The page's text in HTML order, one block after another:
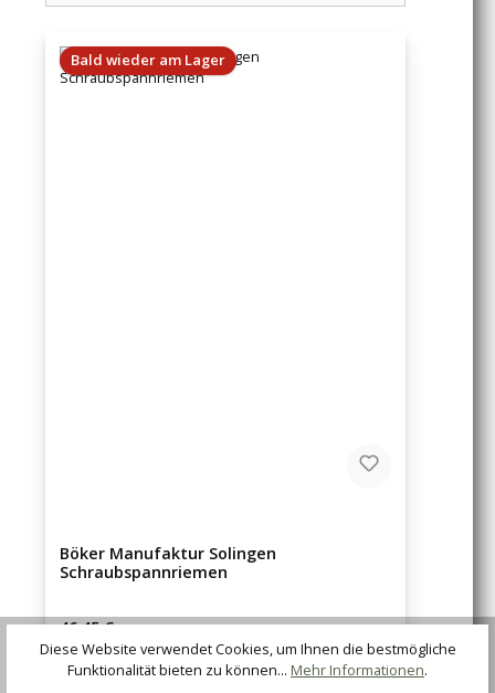
Bald wieder am Lager
Böker Manufaktur Solingen
Schraubspannriemen
Regulärer Preis:
46,45 €
Diese Website verwendet Cookies, um Ihnen die bestmögliche
Funktionalität bieten zu können... Mehr Informationen.